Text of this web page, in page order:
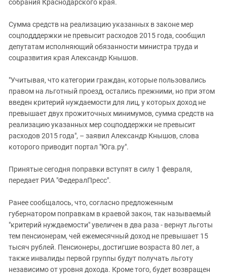
собрания Краснодарского края.
Сумма средств на реализацию указанных в законе мер
соцподддержки не превысит расходов 2015 года, сообщил
депутатам исполняющий обязанности министра труда и
соцразвития края Александр Кнышов.
"Учитывая, что категории граждан, которые пользовались
правом на льготный проезд, остались прежними, но при этом
введен критерий нуждаемости для лиц, у которых доход не
превышает двух прожиточных минимумов, сумма средств на
реализацию указанных мер соцподдержки не превысит
расходов 2015 года", – заявил Александр Кнышов, слова
которого приводит портал "Юга.ру".
Принятые сегодня поправки вступят в силу 1 февраля,
передает РИА "ФедералПресс".
Ранее сообщалось, что, согласно предложенным
губернатором поправкам в краевой закон, так называемый
"критерий нуждаемости" увеличен в два раза - вернут льготы
тем пенсионерам, чей ежемесячный доход не превышает 15
тысяч рублей. Пенсионеры, достигшие возраста 80 лет, а
также инвалиды первой группы будут получать льготу
независимо от уровня дохода. Кроме того, будет возвращен